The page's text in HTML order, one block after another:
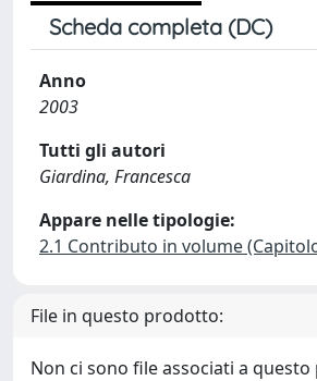
Scheda completa (DC)
Anno
2003
Tutti gli autori
Giardina, Francesca
Appare nelle tipologie:
2.1 Contributo in volume
File in questo prodotto:
Non ci sono file associati a